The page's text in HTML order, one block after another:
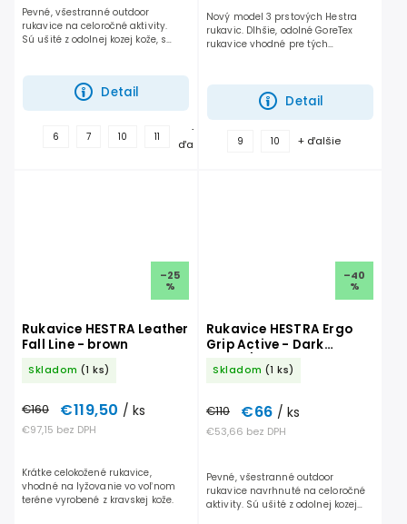
Detail
Pevné, všestranné outdoor
rukavice na celoročné aktivity.
Sú ušité z odolnej kozej kože, s
strane rukavice. ...
6 7 10 11
+
ďalšie
Detail
Nový model 3 prstových Hestra
rukavic. Dlhšie, odolné GoreTex
rukavice vhodné pre tých
počas tých najhorších...
9 10 + ďalšie
–25
%
Rukavice HESTRA Leather
Fall Line - brown
Skladom (1 ks)
€97,15 bez DPH
€160 €119,50 / ks
Krátke celokožené rukavice,
vhodné na lyžovanie vo voľnom
teréne vyrobené z kravskej kože.
–40
%
Rukavice HESTRA Ergo
Grip Active - Dark
Skladom (1 ks)
€53,66 bez DPH
€110 €66 / ks
Pevné, všestranné outdoor
rukavice navrhnuté na celoročné
aktivity. Sú ušité z odolnej kozej